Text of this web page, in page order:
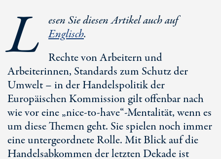
L esen Sie diesen Artikel auch auf
Englisch.
Rechte von Arbeitern und
Arbeiterinnen, Standards zum Schutz der
Umwelt – in der Handelspolitik der
Europäischen Kommission gilt offenbar nach
wie vor eine „nice-to-have“-Mentalität, wenn es
um diese Themen geht. Sie spielen noch immer
eine untergeordnete Rolle. Mit Blick auf die
Handelsabkommen der letzten Dekade ist